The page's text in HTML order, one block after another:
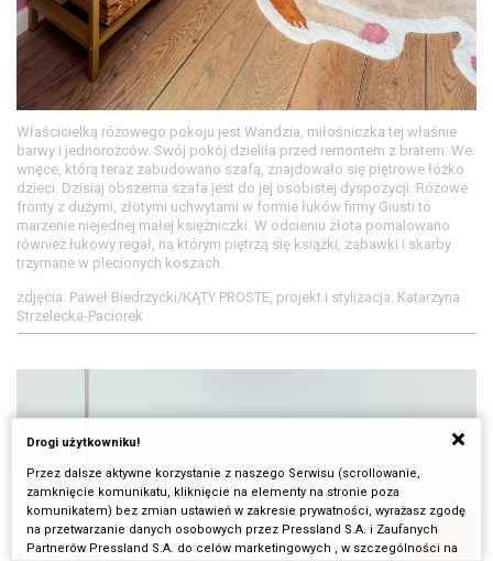
Właścicielką różowego pokoju jest Wandzia, miłośniczka tej właśnie
barwy i jednorożców. Swój pokój dzieliła przed remontem z bratem. We
wnęce, którą teraz zabudowano szafą, znajdowało się piętrowe łóżko
dzieci. Dzisiaj obszerna szafa jest do jej osobistej dyspozycji. Różowe
fronty z dużymi, złotymi uchwytami w formie łuków firmy Giusti to
marzenie niejednej małej księżniczki. W odcieniu złota pomalowano
również łukowy regał, na którym piętrzą się książki, zabawki i skarby
trzymane w plecionych koszach.
zdjęcia: Paweł Biedrzycki/KĄTY PROSTE, projekt i stylizacja: Katarzyna
Strzelecka-Paciorek
Drogi użytkowniku!
Przez dalsze aktywne korzystanie z naszego Serwisu (scrollowanie,
zamknięcie komunikatu, kliknięcie na elementy na stronie poza
komunikatem) bez zmian ustawień w zakresie prywatności, wyrażasz zgodę
na przetwarzanie danych osobowych przez Pressland S.A. i Zaufanych
Partnerów Pressland S.A. do celów marketingowych , w szczególności na